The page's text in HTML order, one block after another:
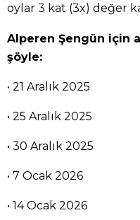
oylar 3 kat (3x) değer
Alperen Şengün için
şöyle:
• 21 Aralık 2025
• 25 Aralık 2025
• 30 Aralık 2025
• 7 Ocak 2026
• 14 Ocak 2026